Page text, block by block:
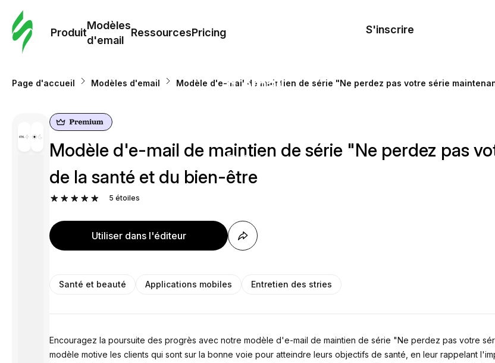
Produit
Modèles
d'email
RessourcesPricing
d'email
Pricing
S'inscrire
Page d'accueil Modèles d'email Modèle d'e-mail de maintien de série "Ne perdez pas votre série
Modèle d'e-mail de maintien de série "Ne perdez pas
de la santé et du bien-être
5 étoiles
Utiliser dans l'éditeur
Santé et beauté Applications mobiles Entretien des stries
Encouragez la poursuite des progrès avec notre modèle d'e-mail de maintien de série "Ne perdez pas votre
modèle motive les clients qui sont sur la bonne voie pour atteindre leurs objectifs de santé, en leur rappelant